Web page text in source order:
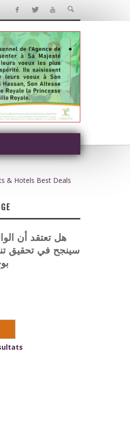
& Hotels Best Deals
هل تعتقد أن
سينجح في تحقيق